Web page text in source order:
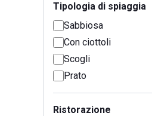
Tipologia di spiaggia
Sabbiosa
Con ciottoli
Scogli
Prato
Ristorazione